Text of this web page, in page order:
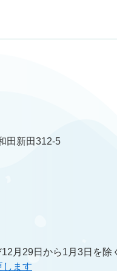
田新田312-5
月29日から1月3日を除
します